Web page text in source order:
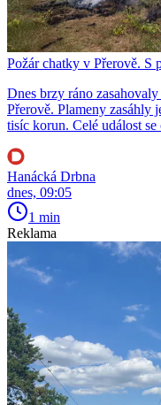
Požár chatky v Přerově. S
Dnes brzy ráno
Přerově. Plameny zasáhly
tisíc korun. Celé událost se
Hanácká Drbna
dnes, 09:05
1 min
Reklama